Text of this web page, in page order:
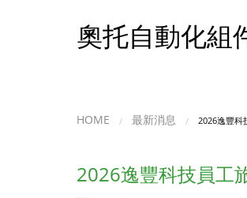
奧托自動化組
HOME 最新消息 2026逸豐科
2026逸豐科技員工